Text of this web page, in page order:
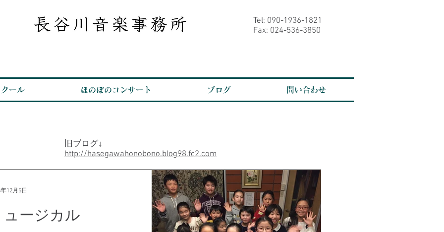
Tel: 090-1936-1821
Fax: 024-536-3850
ール ほのぼのコンサート ブログ 問い合わせ
旧ブログ↓
http://hasegawahonobono.blog98.fc2.com
ュージカル
12月5日